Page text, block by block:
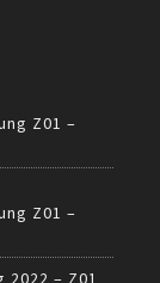
Z01 –
Z01 –
– Z01